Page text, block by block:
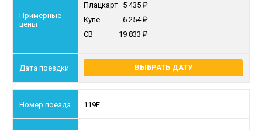
Плацкарт 5 435
Купе
6 254
СВ
19 833
ВЫБРАТЬ ДАТУ
119Е